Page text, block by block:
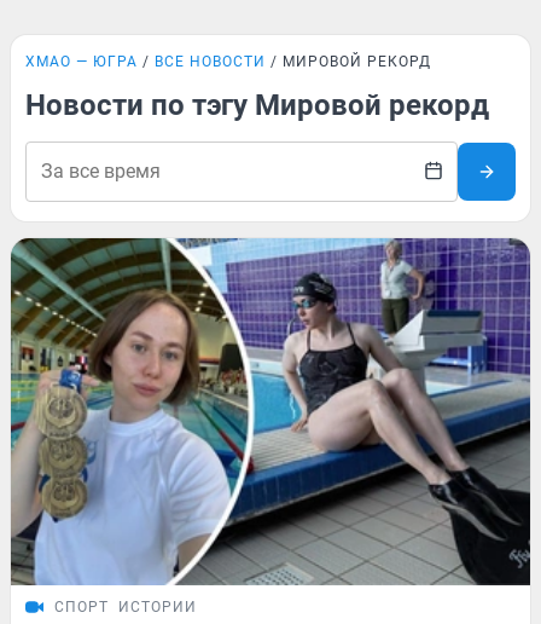
ХМАО — ЮГРА ВСЕ НОВОСТИ МИРОВОЙ РЕКОРД
Новости по тэгу Мировой рекорд
СПОРТ ИСТОРИИ